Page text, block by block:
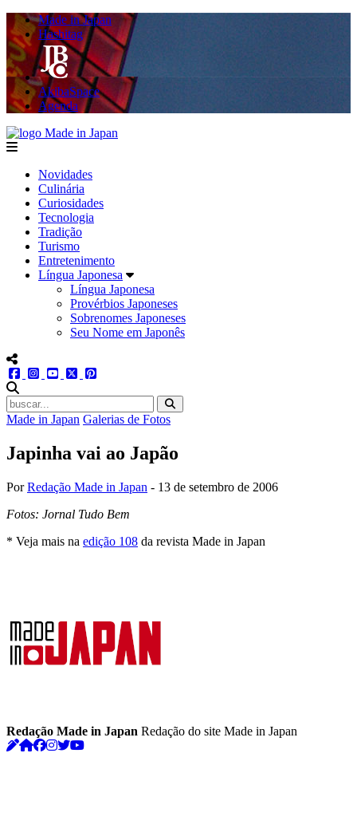
Made in Japan
Hashitag
AkibaSpace
Agenda
menu
Novidades
Culinária
Curiosidades
Tecnologia
Tradição
Turismo
Entretenimento
Língua Japonesa
Língua Japonesa
Provérbios Japoneses
Sobrenomes Japoneses
Seu Nome em Japonês
menu redes social
facebookinstagram
youtube
twitter
Made in Japan Galerias de Fotos
Japinha vai ao Japão
PorRedação Made in Japan - 13 de setembro de 2006
Fotos: Jornal Tudo Bem
* Veja mais na edição 108 da revista Made in Japan
Redação Made in Japan Redação do site Made in Japan